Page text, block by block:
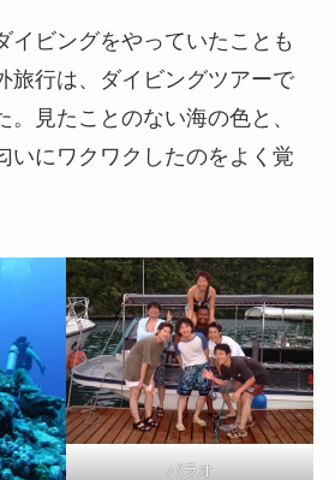
イビングをやっていたことも
旅行は、ダイビングツアーで
見たことのない海の色と、
いにワクワクしたのをよく覚
パラオ